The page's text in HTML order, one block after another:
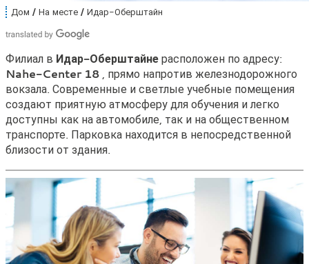
ы
к
:
От нас
Место съёмки: Идар-Оберштайн
Работающий
В
з
д
е
с
ь
Дом На месте Идар-Оберштайн
Филиал в Идар-Оберштайнерасположен по адресу:
Nahe-Center 18 , прямо напротив железнодорожного
вокзала. Современные и светлые учебные помещения
создают приятную атмосферу для обучения и легко
доступны как на автомобиле, так и на общественном
транспорте. Парковка находится в непосредственной
близости от здания.